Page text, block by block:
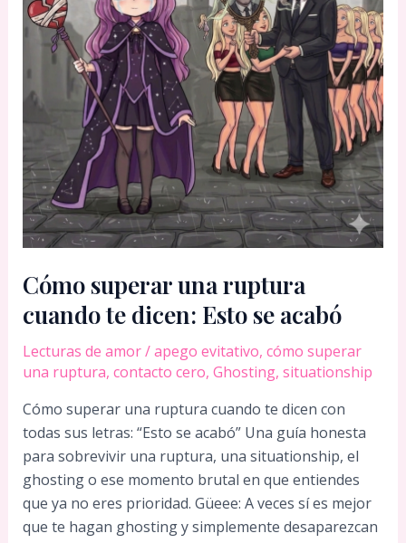
Cómo superar una ruptura
cuando te dicen: Esto se acabó
Lecturas de amor/apego evitativo, cómo superar
una ruptura, contacto cero, Ghosting, situationship
Cómo superar una ruptura cuando te dicen con
todas sus letras: “Esto se acabó” Una guía honesta
para sobrevivir una ruptura, una situationship, el
ghosting o ese momento brutal en que entiendes
que ya no eres prioridad. Güeee: A veces sí es mejor
que te hagan ghosting y simplemente desaparezcan